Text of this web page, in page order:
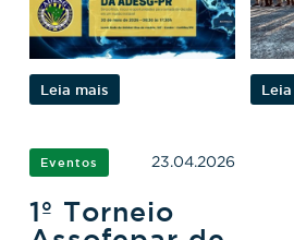
Leia mais
Eventos 23.04.2026
1º Torneio